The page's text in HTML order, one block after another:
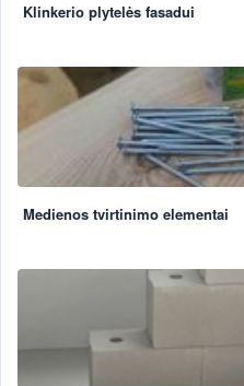
Klinkerio plytelės fasadui
Medienos tvirtinimo elementai